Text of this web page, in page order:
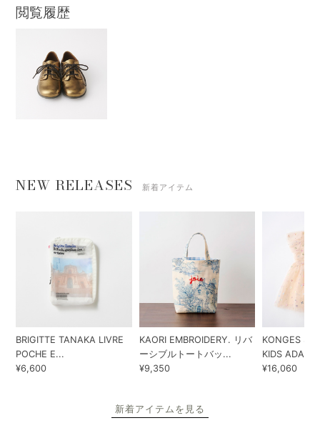
閲覧履歴
NEW RELEASES 新着アイテム
BRIGITTE TANAKA LIVRE
POCHE E...
¥6,600
KAORI EMBROIDERY. リバ
ーシブルトートバッ...
¥9,350
KONGES
KIDS ADA...
¥16,060
新着アイテムを見る